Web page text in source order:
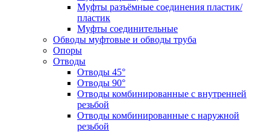
Муфты разъёмные соединения пластик/
пластик
Муфты соединительные
Обводы муфтовые и обводы труба
Опоры
Отводы
Отводы 45°
Отводы 90°
Отводы комбинированные с внутренней
резьбой
Отводы комбинированные с наружной
резьбой